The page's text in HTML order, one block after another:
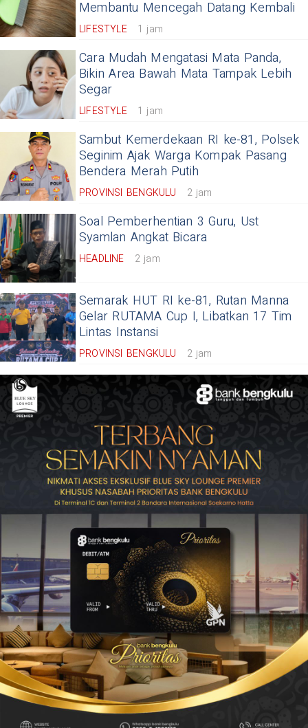
Membantu Mencegah Datang Kembali
LIFESTYLE 1 jam
Cara Mudah Mengatasi Mata Panda,
Bikin Area Bawah Mata Tampak Lebih
Segar
LIFESTYLE 1 jam
Sambut Kemerdekaan RI ke-81, Polsek
Seginim Ajak Warga Kompak Pasang
Bendera Merah Putih
PROVINSI BENGKULU 2 jam
Soal Pemberhentian 3 Guru, Ust
Syamlan Angkat Bicara
HEADLINE 2 jam
Semarak HUT RI ke-81, Rutan Manna
Gelar RUTAMA Cup I, Libatkan 17 Tim
Lintas Instansi
PROVINSI BENGKULU 2 jam